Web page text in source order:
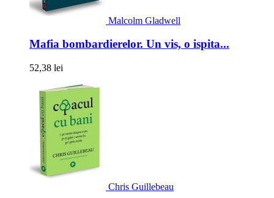
Malcolm Gladwell
Mafia bombardierelor. Un vis, o ispita...
52,38 lei
Chris Guillebeau